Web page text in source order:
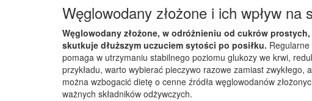
Węglowodany złożone i ich wpływ na
Węglowodany złożone, w odróżnieniu od cukrów
skutkuje dłuższym uczuciem sytości po posiłku.
pomaga w utrzymaniu stabilnego poziomu glukozy we krwi,
przykładu, warto wybierać pieczywo razowe zamiast
można wzbogacić dietę o cenne źródła węglowodanów
ważnych składników odżywczych.